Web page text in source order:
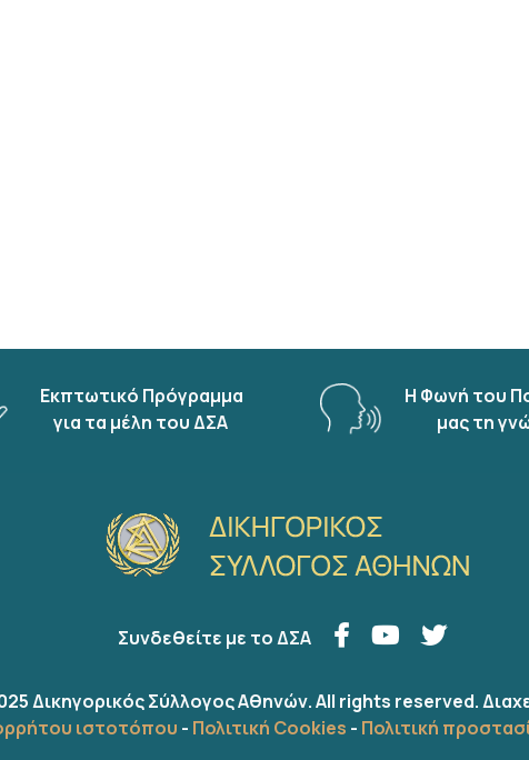
Εκπτωτικό Πρόγραμμα
για τα μέλη του ΔΣΑ
Η Φωνή του
μας τη
Συνδεθείτε με το ΔΣΑ
Δικηγορικός Σύλλογος Αθηνών. All rights reserved.
ιστοτόπου - Πολιτική Cookies - Πολιτική